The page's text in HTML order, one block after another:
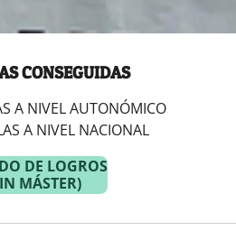
CONSEGUIDAS
A NIVEL AUTONÓMICO
A NIVEL NACIONAL
DE LOGROS
MÁSTER)